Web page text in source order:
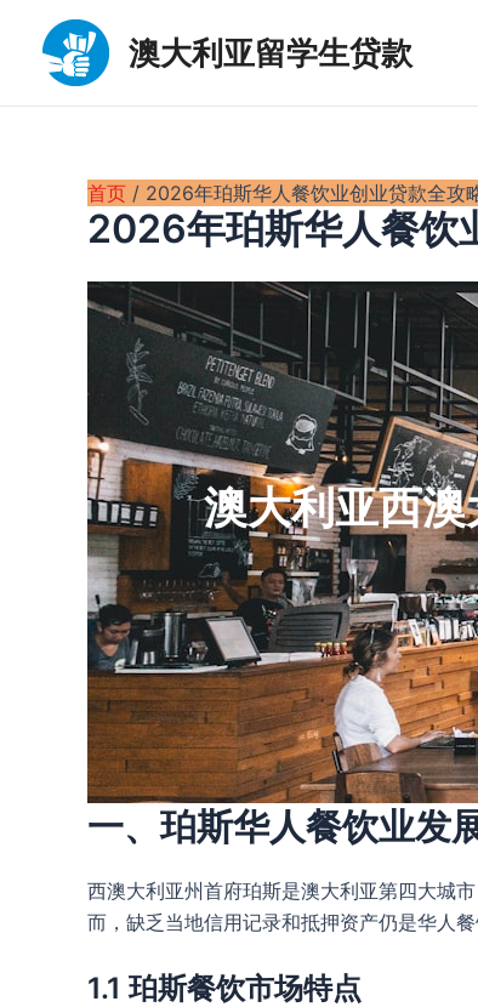
澳大利亚留学生贷款
首页 2026年珀斯华人餐饮业创业贷款全攻
2026年珀斯华人餐饮
澳大利亚西
一、珀斯华人餐饮业发
西澳大利亚州首府珀斯是澳大利亚第四大城
而，缺乏当地信用记录和抵押资产仍是华人
1.1 珀斯餐饮市场特点